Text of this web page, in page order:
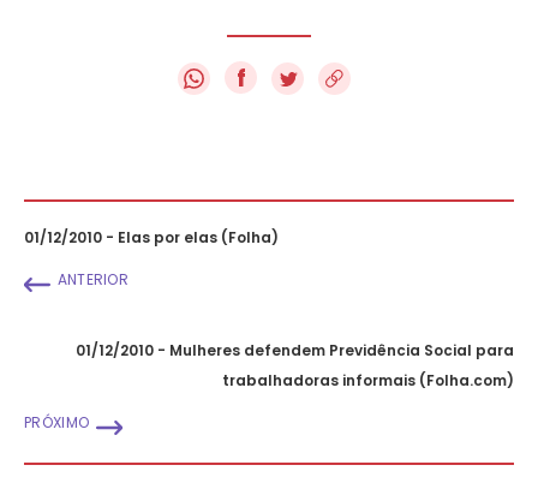
f
01/12/2010 - Elas por elas (Folha)
ANTERIOR
01/12/2010 - Mulheres defendem Previdência Social para
trabalhadoras informais (Folha.com)
PRÓXIMO